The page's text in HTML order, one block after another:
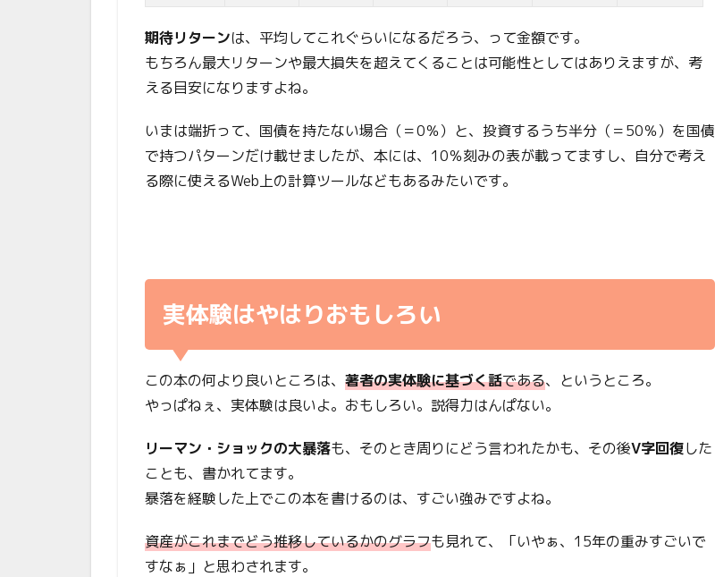
期待リターンは、平均してこれぐらいになるだろう、って金額です。
もちろん最大リターンや最大損失を超えてくることは可能性としてはありえますが、考
える目安になりますよね。
いまは端折って、国債を持たない場合（＝0％）と、投資するうち半分（＝50％）を国債
で持つパターンだけ載せましたが、本には、10％刻みの表が載ってますし、自分で考え
る際に使えるWeb上の計算ツールなどもあるみたいです。
実体験はやはりおもしろい
この本の何より良いところは、 著者の実体験に基づく話である、というところ。
やっぱねぇ、実体験は良いよ。おもしろい。説得力はんぱない。
リーマン・ショックの大暴落も、そのとき周りにどう言われたかも、その後V字回復した
ことも、書かれてます。
暴落を経験した上でこの本を書けるのは、すごい強みですよね。
資産がこれまでどう推移しているかのグラフも見れて、「いやぁ、15年の重みすごいで
すなぁ」と思わされます。